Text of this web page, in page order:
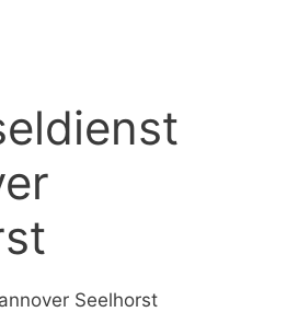
Seelhorst